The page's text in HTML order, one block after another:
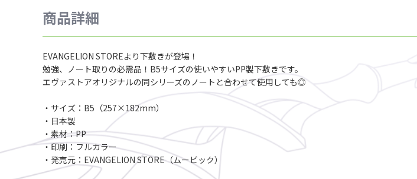
商品詳細
EVANGELION STOREより下敷きが登場！
勉強、ノート取りの必需品！B5サイズの使いやすいPP製下敷きです。
エヴァストアオリジナルの同シリーズのノートと合わせて使用しても◎
・サイズ：B5（257×182mm）
・日本製
・素材：PP
・印刷：フルカラー
・発売元：EVANGELION STORE（ムービック）